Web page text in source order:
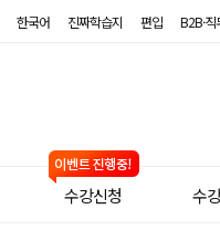
한국어 진짜학습지 편입 B2B·
수강신청 수